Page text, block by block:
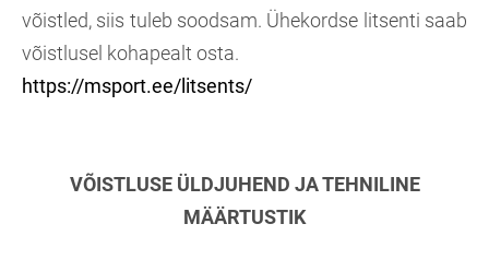
võistled, siis tuleb soodsam. Ühekordse litsenti saab
võistlusel kohapealt osta.
https://msport.ee/litsents/
VÕISTLUSE ÜLDJUHEND JA TEHNILINE
MÄÄRTUSTIK